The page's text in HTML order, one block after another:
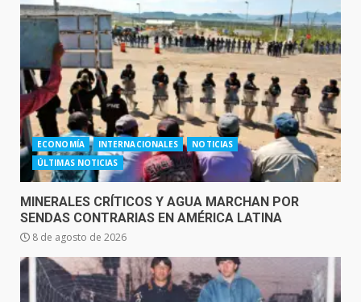
ECONOMÍA INTERNACIONALES
NOTICIAS
ÚLTIMAS NOTICIAS
MINERALES CRÍTICOS Y AGUA MARCHAN POR
SENDAS CONTRARIAS EN AMÉRICA LATINA
8 de agosto de 2026